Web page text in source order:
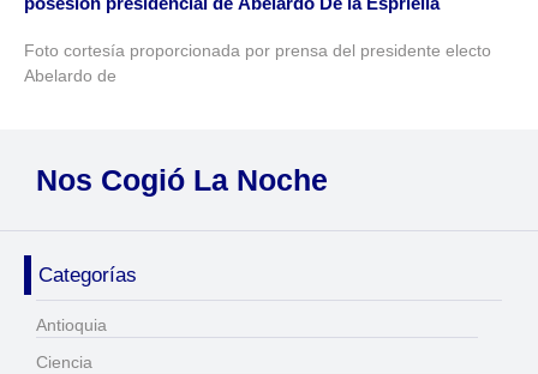
Foto cortesía proporcionada por prensa del presidente electo
Abelardo de
Nos Cogió La Noche
Categorías
Antioquia
Ciencia